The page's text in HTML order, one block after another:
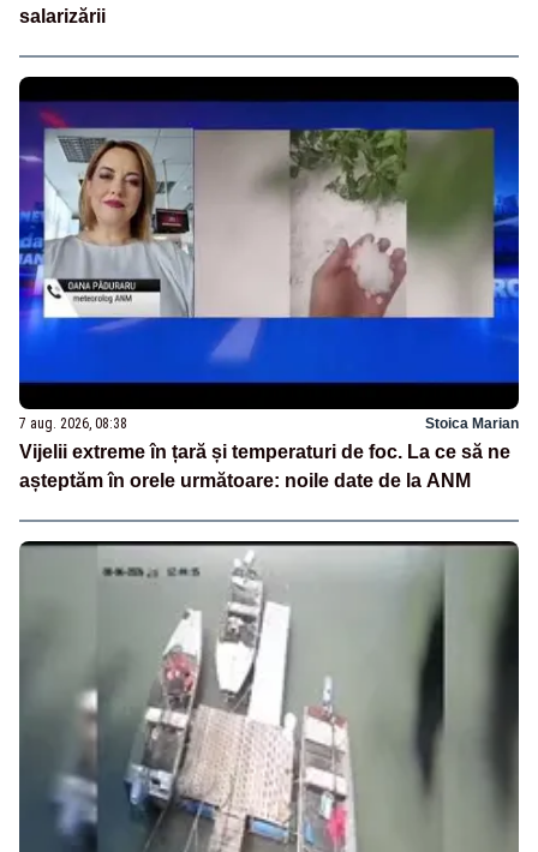
salarizării
7 aug. 2026, 08:38 Stoica Marian
Vijelii extreme în țară și temperaturi de foc. La ce să ne
așteptăm în orele următoare: noile date de la ANM